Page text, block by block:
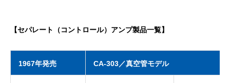
【セパレート（コントロール）アンプ製品一覧】
1967年発売 CA-303／真空管モデル